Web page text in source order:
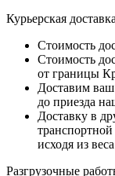
Курьерская доставка
Стоимость
Стоимость
от границы
Доставим ваш
до приезда
Доставку в
исходя из
Разгрузочные